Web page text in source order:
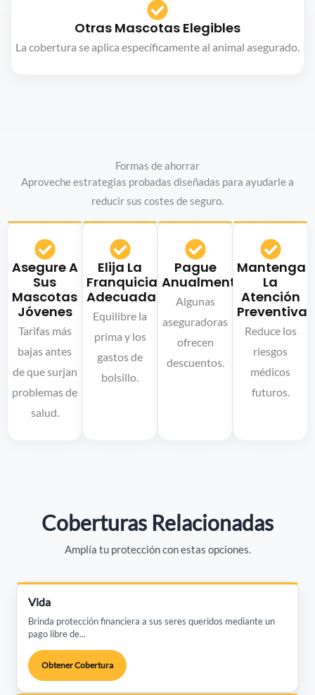
Otras Mascotas Elegibles
La cobertura se aplica específicamente al animal asegurado.
Formas de ahorrar
Aproveche estrategias probadas diseñadas para ayudarle a
reducir sus costes de seguro.
Asegure A
Sus
Mascotas
Jóvenes
Tarifas más
bajas antes
de que surjan
problemas de
salud.
Elija La
Franquicia
Adecuada
Equilibre la
prima y los
gastos de
bolsillo.
Pague
Anualmente
Algunas
aseguradoras
ofrecen
descuentos.
Mantenga
La
Atención
Preventiva
Reduce los
riesgos
médicos
futuros.
Coberturas Relacionadas
Amplía tu protección con estas opciones.
Vida
Brinda protección financiera a sus seres queridos mediante un
pago libre de...
Obtener Cobertura